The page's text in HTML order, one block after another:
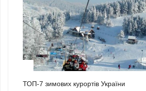
ТОП-7 зимових курортів України